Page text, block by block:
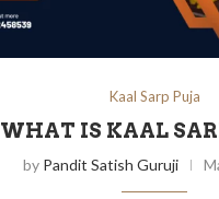
Kaal Sarp Puja
WHAT IS KAAL
by Pandit Satish Guruji